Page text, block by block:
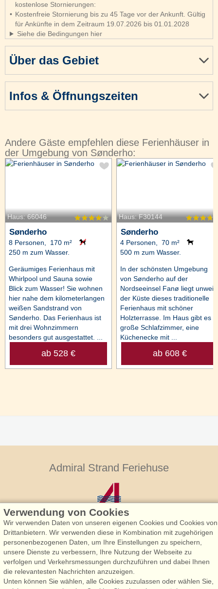
Über das Gebiet
Infos & Öffnungszeiten
kostenlose Stornierungen:
Kostenfreie Stornierung bis zu 45 Tage vor der Ankunft. Gültig
für Ankünfte in dem Zeitraum 19.07.2026 bis 01.01.2028
Siehe die Bedingungen hier
Andere Gäste empfehlen diese Ferienhäuser in
der Umgebung von Sønderho:
Haus: 66046
Sønderho
8 Personen, 170 m²
250 m zum Wasser.
Geräumiges Ferienhaus mit
Whirlpool und Sauna sowie
Blick zum Wasser! Sie wohnen
hier nahe dem kilometerlangen
weißen Sandstrand von
Sønderho. Das Ferienhaus ist
mit drei Wohnzimmern
besonders gut ausgestattet. ...
ab 528 €
Haus: F30144
Sønderho
4 Personen, 70 m²
500 m zum Wasser.
In der schönsten Umgebung
von Sønderho auf der
Nordseeinsel Fanø liegt unweit
der Küste dieses traditionelle
Ferienhaus mit schöner
Holzterrasse. Im Haus gibt es 2
große Schlafzimmer, eine
Küchenecke mit ...
ab 608 €
Admiral Strand Feriehuse
Admiral Strand Feriehuse, Lønne
Houstrupvej 170, Lønne
6830 Nørre Nebel
booking@admiralstrand.com
Verwendung von Cookies
Wir verwenden Daten von unseren eigenen Cookies und Cookies von
Drittanbietern. Wir verwenden diese in Kombination mit zugehörigen
personenbezogenen Daten, um Ihre Einstellungen zu speichern,
unsere Dienste zu verbessern, Ihre Nutzung der Webseite zu
verfolgen und Verkehrsmessungen durchzuführen und dabei Ihnen
die relevantesten Nachrichten anzuzeigen.
Unten können Sie wählen, alle Cookies zuzulassen oder wählen Sie,